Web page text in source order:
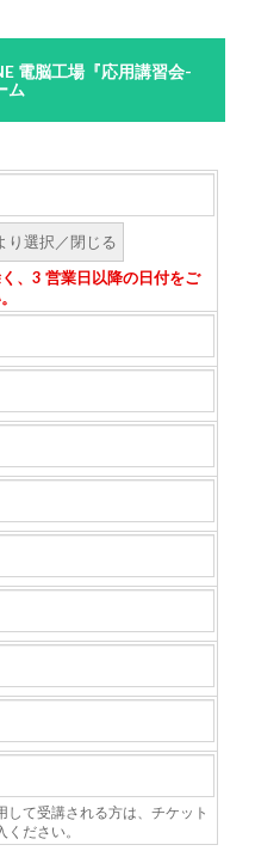
電脳工場『応用講習会-
ム
、3 営業日以降の日付をご
して受講される方は、チケット
ださい。